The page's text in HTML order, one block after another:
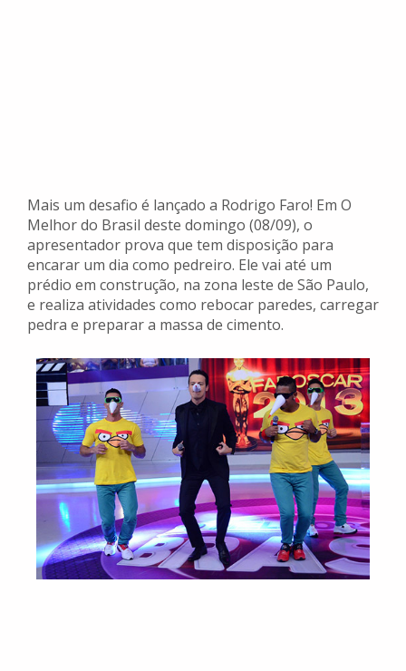
Mais um desafio é lançado a Rodrigo Faro! Em O
Melhor do Brasil deste domingo (08/09), o
apresentador prova que tem disposição para
encarar um dia como pedreiro. Ele vai até um
prédio em construção, na zona leste de São Paulo,
e realiza atividades como rebocar paredes, carregar
pedra e preparar a massa de cimento.